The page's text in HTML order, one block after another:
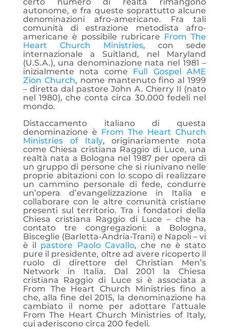
autonome, e fra queste soprattutto alcune
denominazioni afro-americane. Fra tali
comunità di estrazione metodista afro-
americane è possibile rubricare From The
Heart Church Ministries, con sede
internazionale a Suitland, nel Maryland
(U.S.A.), una denominazione nata nel 1981 –
inizialmente nota come Full Gospel AME
Zion Church, nome mantenuto fino al 1999
– diretta dal pastore John A. Cherry II (nato
nel 1980), che conta circa 30.000 fedeli nel
mondo.
Distaccamento italiano di questa
denominazione è From The Heart Church
Ministries of Italy, originariamente nota
come Chiesa cristiana Raggio di Luce, una
realtà nata a Bologna nel 1987 per opera di
un gruppo di persone che si riunivano nelle
proprie abitazioni con lo scopo di realizzare
un cammino personale di fede, condurre
un’opera d’evangelizzazione in Italia e
collaborare con le altre comunità cristiane
presenti sul territorio. Tra i fondatori della
Chiesa cristiana Raggio di Luce – che ha
contato tre congregazioni: a Bologna,
Bisceglie (Barletta-Andria-Trani) e Napoli – vi
è il pastore Paolo Cavallo, che ne è stato
pure il presidente, oltre ad avere ricoperto il
ruolo di direttore del Christian Men’s
Network in Italia. Dal 2001 la Chiesa
cristiana Raggio di Luce si è associata a
From The Heart Church Ministries fino a
che, alla fine del 2015, la denominazione ha
cambiato il nome per adottare l’attuale
From The Heart Church Ministries of Italy,
cui aderiscono circa 200 fedeli.